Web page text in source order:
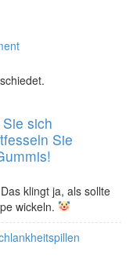
sich
Sie
klingt ja, als sollte
wickeln.